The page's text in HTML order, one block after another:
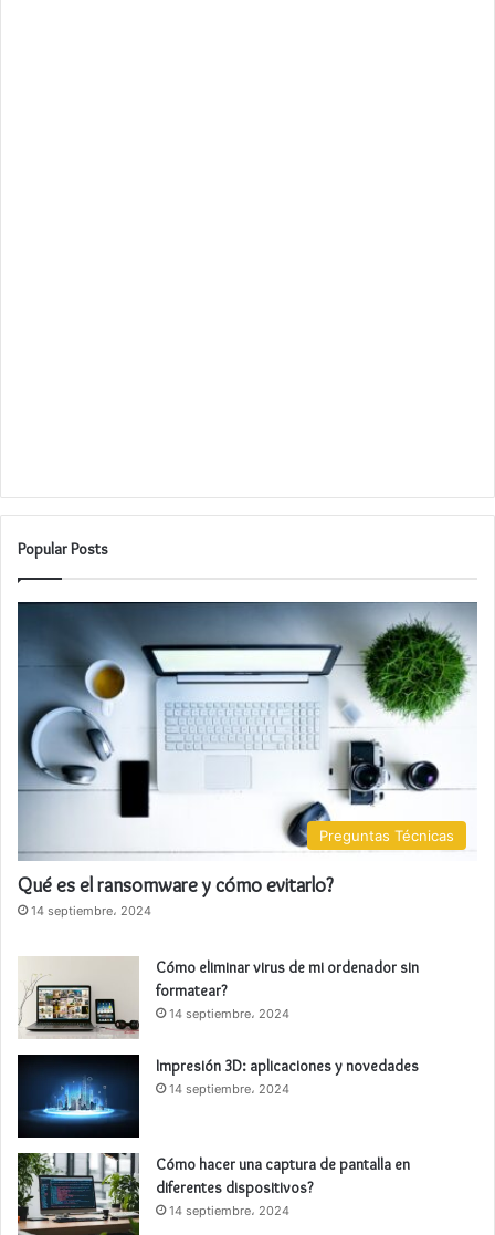
Popular Posts
Preguntas Técnicas
Qué es el ransomware y cómo evitarlo?
14 septiembre، 2024
Cómo eliminar virus de mi ordenador sin
formatear?
14 septiembre، 2024
Impresión 3D: aplicaciones y novedades
14 septiembre، 2024
Cómo hacer una captura de pantalla en
diferentes dispositivos?
14 septiembre، 2024